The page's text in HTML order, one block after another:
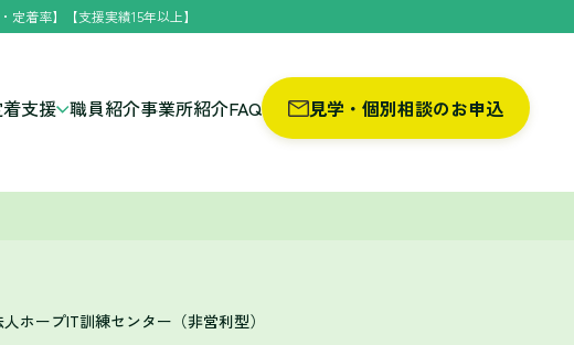
着率】【支援実績15年以上】
支援 職員紹介事業所紹介FAQ 見学・個別相談のお申込
ホープIT訓練センター（非営利型）